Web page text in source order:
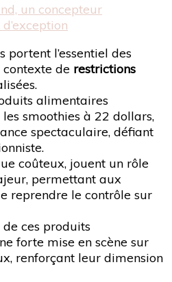
un concepteur
portent l’essentiel des
contexte de restrictions
alimentaires
smoothies à 22 dollars,
spectaculaire, défiant
coûteux, jouent un rôle
permettant aux
reprendre le contrôle sur
ces produits
forte mise en scène sur
renforçant leur dimension